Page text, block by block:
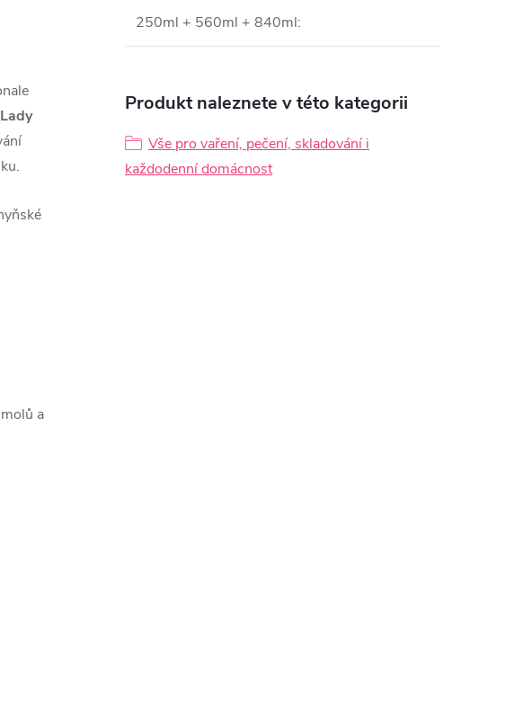
a
250ml + 560ml + 840ml:
Produkt naleznete v této kategorii
Vše pro vaření, pečení, skladování i
každodenní domácnost